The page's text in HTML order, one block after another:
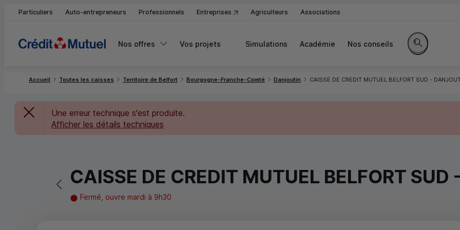
Particuliers Auto-entrepreneurs Professionnels Entreprises Agriculteurs Associations
Nos offres Vos projets Simulations Académie Nos conseils
Rechercher
Accueil Toutes les caisses Territoire de Belfort Bourgogne-Franche-Comté Danjoutin CAISSE DE CREDIT MUTUEL BELFORT SUD -
Une erreur technique s'est produite.
Afficher les détails techniques
Retour vers la page précédente
CAISSE DE CREDIT MUTUEL BELFORT
Fermé, ouvre mardi à 9h30